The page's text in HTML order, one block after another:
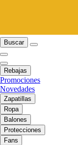
Buscar
Rebajas
Promociones
Novedades
Zapatillas
Ropa
Balones
Protecciones
Fans